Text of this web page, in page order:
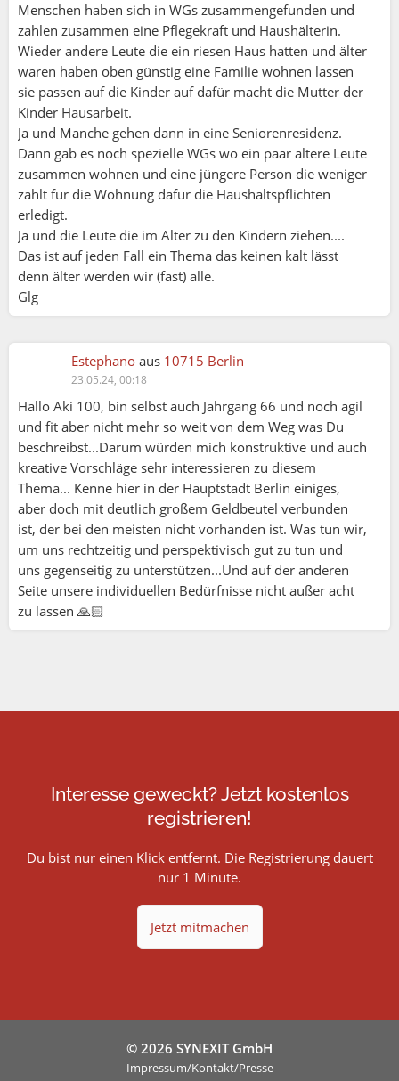
Menschen haben sich in WGs zusammengefunden und
zahlen zusammen eine Pflegekraft und Haushälterin.
Wieder andere Leute die ein riesen Haus hatten und älter
waren haben oben günstig eine Familie wohnen lassen
sie passen auf die Kinder auf dafür macht die Mutter der
Kinder Hausarbeit.
Ja und Manche gehen dann in eine Seniorenresidenz.
Dann gab es noch spezielle WGs wo ein paar ältere Leute
zusammen wohnen und eine jüngere Person die weniger
zahlt für die Wohnung dafür die Haushaltspflichten
erledigt.
Ja und die Leute die im Alter zu den Kindern ziehen....
Das ist auf jeden Fall ein Thema das keinen kalt lässt
denn älter werden wir (fast) alle.
Glg
Estephano aus 10715 Berlin
23.05.24, 00:18
Hallo Aki 100, bin selbst auch Jahrgang 66 und noch agil
und fit aber nicht mehr so weit von dem Weg was Du
beschreibst...Darum würden mich konstruktive und auch
kreative Vorschläge sehr interessieren zu diesem
Thema... Kenne hier in der Hauptstadt Berlin einiges,
aber doch mit deutlich großem Geldbeutel verbunden
ist, der bei den meisten nicht vorhanden ist. Was tun wir,
um uns rechtzeitig und perspektivisch gut zu tun und
uns gegenseitig zu unterstützen...Und auf der anderen
Seite unsere individuellen Bedürfnisse nicht außer acht
zu lassen 🙏🏻
Interesse geweckt? Jetzt kostenlos
registrieren!
Du bist nur einen Klick entfernt. Die Registrierung dauert
nur 1 Minute.
Jetzt mitmachen
© 2026 SYNEXIT GmbH
Impressum/Kontakt/Presse